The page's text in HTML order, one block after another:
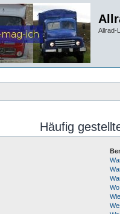
Allrad-
Häufig